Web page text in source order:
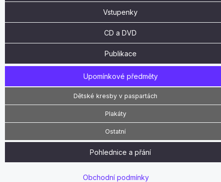
Vstupenky
CD a DVD
Publikace
Upomínkové předměty
Dětské kresby v paspartách
Plakáty
Ostatní
Pohlednice a přání
Obchodní podmínky